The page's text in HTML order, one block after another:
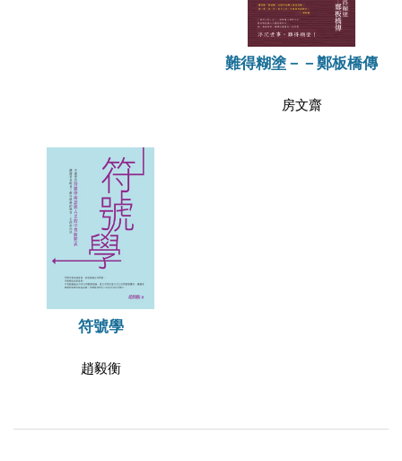
難得糊塗－－鄭板橋傳
房文齋
符號學
趙毅衡